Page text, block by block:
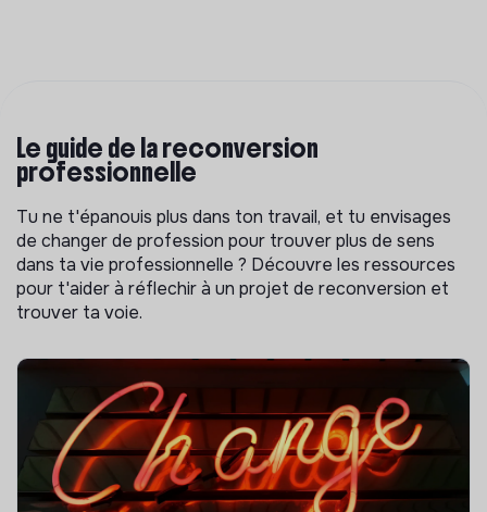
Le guide de la reconversion
professionnelle
Tu ne t'épanouis plus dans ton travail, et tu envisages
de changer de profession pour trouver plus de sens
dans ta vie professionnelle ? Découvre les ressources
pour t'aider à réflechir à un projet de reconversion et
trouver ta voie.